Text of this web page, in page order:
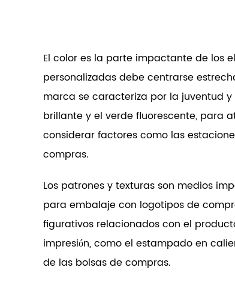
El color es la parte impactante de los
personalizadasdebe centrarse
marca se caracteriza por la juventud
brillante y el verde fluorescente, para
considerar factores como las
compras.
Los patrones y texturas son medios
para embalaje con logotipos de
figurativos relacionados con el
impresión, como el estampado en
de las bolsas de compras.